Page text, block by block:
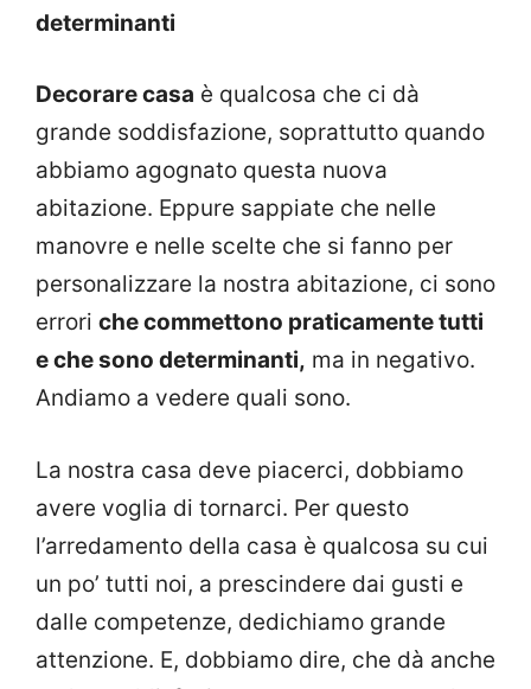
determinanti
Decorare casa è qualcosa che ci dà
grande soddisfazione, soprattutto quando
abbiamo agognato questa nuova
abitazione. Eppure sappiate che nelle
manovre e nelle scelte che si fanno per
personalizzare la nostra abitazione, ci sono
errori che commettono praticamente tutti
e che sono determinanti, ma in negativo.
Andiamo a vedere quali sono.
La nostra casa deve piacerci, dobbiamo
avere voglia di tornarci. Per questo
l’arredamento della casa è qualcosa su cui
un po’ tutti noi, a prescindere dai gusti e
dalle competenze, dedichiamo grande
attenzione. E, dobbiamo dire, che dà anche